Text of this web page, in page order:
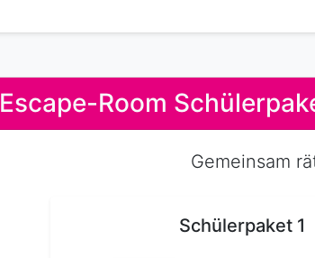
Escape-Room
Gemeinsam
Schülerpaket 1